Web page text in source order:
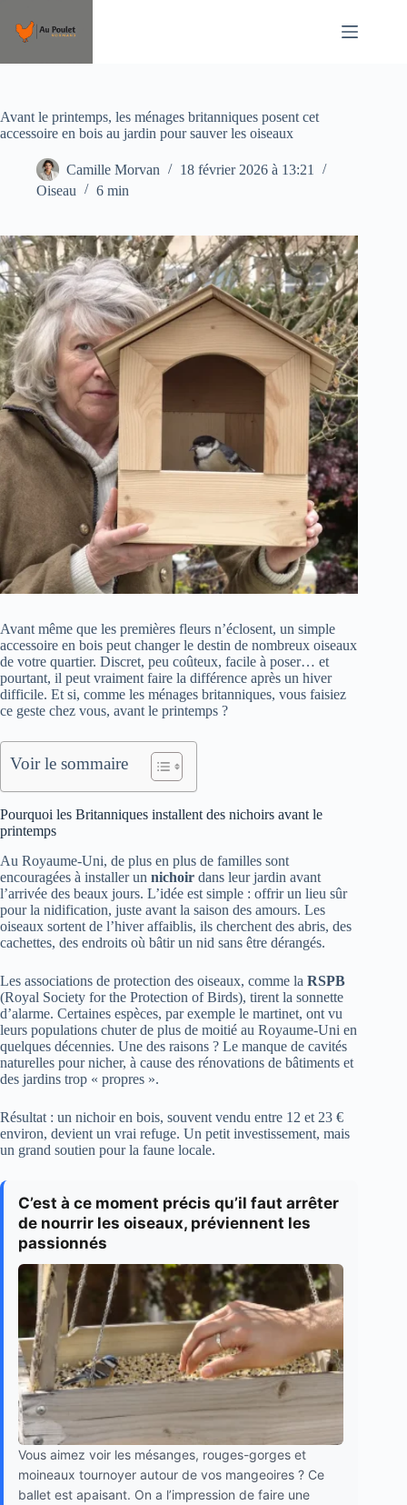
contenu
Avant le printemps, les ménages britanniques posent cet
accessoire en bois au jardin pour sauver les oiseaux
Camille Morvan
18 février 2026 à 13:21
Oiseau
6 min
Avant même que les premières fleurs n’éclosent, un simple
accessoire en bois peut changer le destin de nombreux oiseaux
de votre quartier. Discret, peu coûteux, facile à poser… et
pourtant, il peut vraiment faire la différence après un hiver
difficile. Et si, comme les ménages britanniques, vous faisiez
ce geste chez vous, avant le printemps ?
Voir le sommaire
Pourquoi les Britanniques installent des nichoirs avant le
printemps
Au Royaume-Uni, de plus en plus de familles sont
encouragées à installer un nichoir dans leur jardin avant
l’arrivée des beaux jours. L’idée est simple : offrir un lieu sûr
pour la nidification, juste avant la saison des amours. Les
oiseaux sortent de l’hiver affaiblis, ils cherchent des abris, des
cachettes, des endroits où bâtir un nid sans être dérangés.
Les associations de protection des oiseaux, comme la RSPB
(Royal Society for the Protection of Birds), tirent la sonnette
d’alarme. Certaines espèces, par exemple le martinet, ont vu
leurs populations chuter de plus de moitié au Royaume-Uni en
quelques décennies. Une des raisons ? Le manque de cavités
naturelles pour nicher, à cause des rénovations de bâtiments et
des jardins trop « propres ».
Résultat : un nichoir en bois, souvent vendu entre 12 et 23 €
environ, devient un vrai refuge. Un petit investissement, mais
un grand soutien pour la faune locale.
C’est à ce moment précis qu’il faut arrêter
de nourrir les oiseaux, préviennent les
passionnés
Vous aimez voir les mésanges, rouges-gorges et
moineaux tournoyer autour de vos mangeoires ? Ce
ballet est apaisant. On a l’impression de faire une